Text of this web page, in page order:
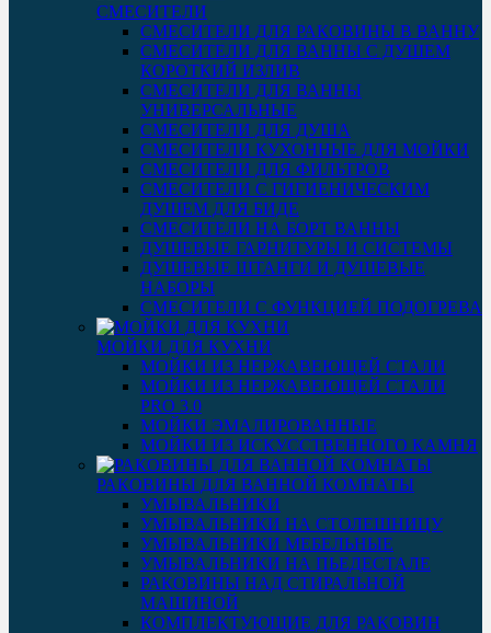
СМЕСИТЕЛИ
СМЕСИТЕЛИ ДЛЯ РАКОВИНЫ В ВАННУ
СМЕСИТЕЛИ ДЛЯ ВАННЫ С ДУШЕМ
КОРОТКИЙ ИЗЛИВ
СМЕСИТЕЛИ ДЛЯ ВАННЫ
УНИВЕРСАЛЬНЫЕ
СМЕСИТЕЛИ ДЛЯ ДУША
СМЕСИТЕЛИ КУХОННЫЕ ДЛЯ МОЙКИ
СМЕСИТЕЛИ ДЛЯ ФИЛЬТРОВ
СМЕСИТЕЛИ С ГИГИЕНИЧЕСКИМ
ДУШЕМ ДЛЯ БИДЕ
СМЕСИТЕЛИ НА БОРТ ВАННЫ
ДУШЕВЫЕ ГАРНИТУРЫ И СИСТЕМЫ
ДУШЕВЫЕ ШТАНГИ И ДУШЕВЫЕ
НАБОРЫ
СМЕСИТЕЛИ С ФУНКЦИЕЙ ПОДОГРЕВА
МОЙКИ ДЛЯ КУХНИ
МОЙКИ ИЗ НЕРЖАВЕЮЩЕЙ СТАЛИ
МОЙКИ ИЗ НЕРЖАВЕЮЩЕЙ СТАЛИ
PRO 3.0
МОЙКИ ЭМАЛИРОВАННЫЕ
МОЙКИ ИЗ ИСКУССТВЕННОГО КАМНЯ
РАКОВИНЫ ДЛЯ ВАННОЙ КОМНАТЫ
УМЫВАЛЬНИКИ
УМЫВАЛЬНИКИ НА СТОЛЕШНИЦУ
УМЫВАЛЬНИКИ МЕБЕЛЬНЫЕ
УМЫВАЛЬНИКИ НА ПЬЕДЕСТАЛЕ
РАКОВИНЫ НАД СТИРАЛЬНОЙ
МАШИНОЙ
КОМПЛЕКТУЮЩИЕ ДЛЯ РАКОВИН